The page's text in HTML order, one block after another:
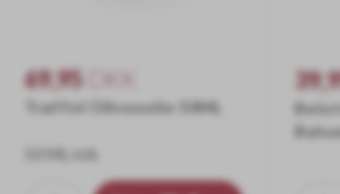
69,95 DKK
Trøffel Olivenolie 50ML
50 ML/stk